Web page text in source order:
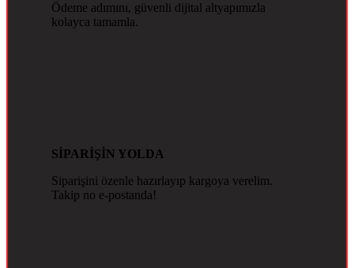
Ödeme adımını, güvenli dijital altyapımızla
kolayca tamamla.
SİPARİŞİN YOLDA
Siparişini özenle hazırlayıp kargoya verelim.
Takip no e-postanda!